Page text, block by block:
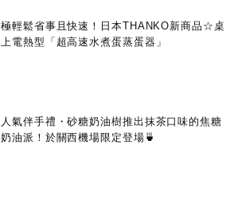
極輕鬆省事且快速！日本THANKO新商品☆桌
上電熱型「超高速水煮蛋蒸蛋器」
人氣伴手禮・砂糖奶油樹推出抹茶口味的焦糖
奶油派！於關西機場限定登場🍵